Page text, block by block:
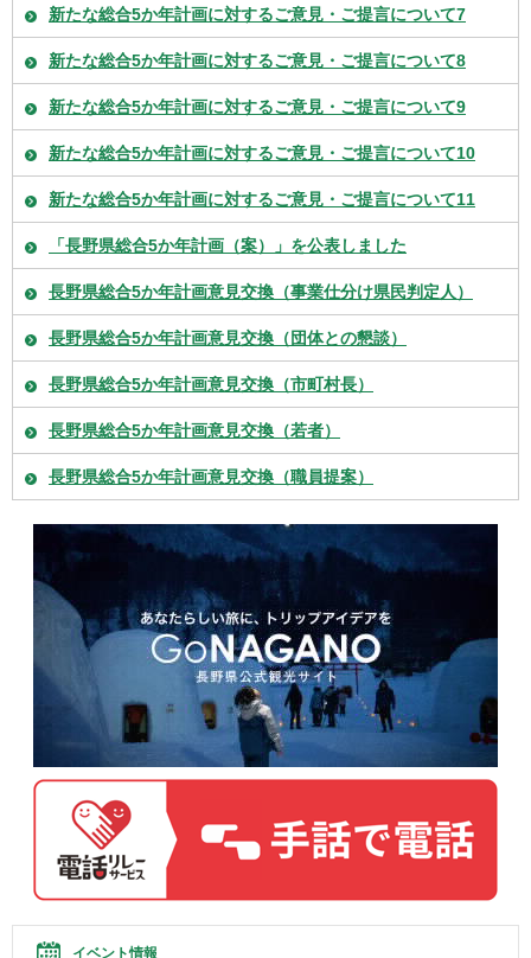
新たな総合5か年計画に対するご意見・ご提言について7
新たな総合5か年計画に対するご意見・ご提言について8
新たな総合5か年計画に対するご意見・ご提言について9
新たな総合5か年計画に対するご意見・ご提言について10
新たな総合5か年計画に対するご意見・ご提言について11
「長野県総合5か年計画（案）」を公表しました
長野県総合5か年計画意見交換（事業仕分け県民判定人）
長野県総合5か年計画意見交換（団体との懇談）
長野県総合5か年計画意見交換（市町村長）
長野県総合5か年計画意見交換（若者）
長野県総合5か年計画意見交換（職員提案）
イベント情報